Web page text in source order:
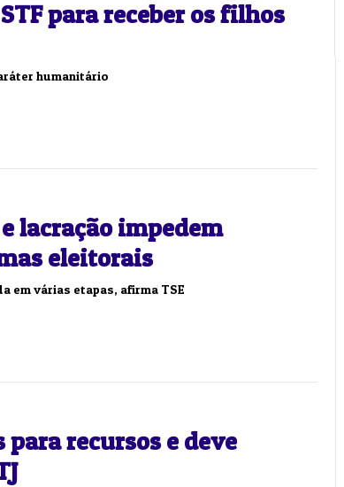
para receber os filhos
humanitário
lacração impedem
eleitorais
em várias etapas, afirma TSE
recursos e deve